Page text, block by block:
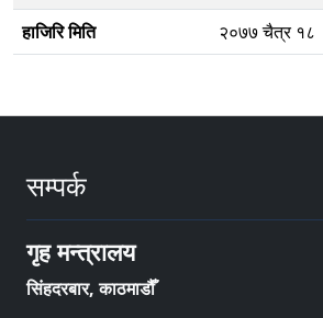
हाजिरि मिति
२०७७ चैत्र १८
सम्पर्क
गृह मन्त्रालय
सिंहदरबार, काठमाडौँ